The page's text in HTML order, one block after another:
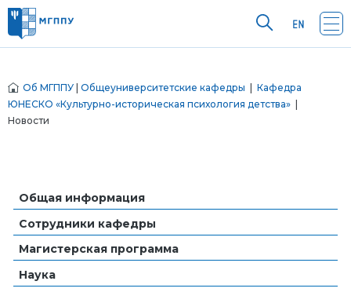
Об МГППУ Общеуниверситетские кафедры
Кафедра
ЮНЕСКО «Культурно-историческая психология детства»
Новости
Общая информация
Сотрудники кафедры
Магистерская программа
Наука